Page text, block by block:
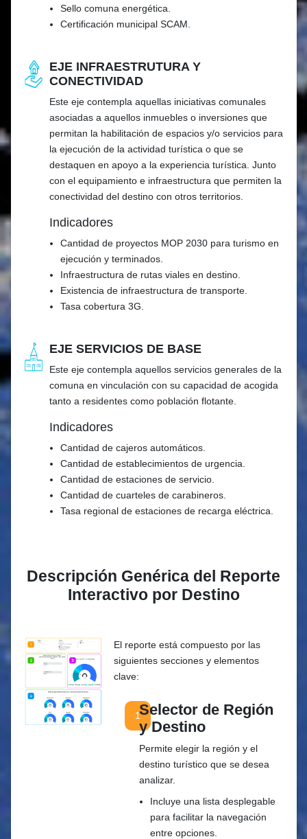
Sello comuna energética.
Certificación municipal SCAM.
EJE INFRAESTRUTURA Y
CONECTIVIDAD
Este eje contempla aquellas iniciativas comunales
asociadas a aquellos inmuebles o inversiones que
permitan la habilitación de espacios y/o servicios para
la ejecución de la actividad turística o que se
destaquen en apoyo a la experiencia turística. Junto
con el equipamiento e infraestructura que permiten la
conectividad del destino con otros territorios.
Indicadores
Cantidad de proyectos MOP 2030 para turismo en
ejecución y terminados.
Infraestructura de rutas viales en destino.
Existencia de infraestructura de transporte.
Tasa cobertura 3G.
EJE SERVICIOS DE BASE
Este eje contempla aquellos servicios generales de la
comuna en vinculación con su capacidad de acogida
tanto a residentes como población flotante.
Indicadores
Cantidad de cajeros automáticos.
Cantidad de establecimientos de urgencia.
Cantidad de estaciones de servicio.
Cantidad de cuarteles de carabineros.
Tasa regional de estaciones de recarga eléctrica.
Descripción Genérica del Reporte
Interactivo por Destino
El reporte está compuesto por las
siguientes secciones y elementos
clave:
1Selector de Región
y Destino
Permite elegir la región y el
destino turístico que se desea
analizar.
Incluye una lista desplegable
para facilitar la navegación
entre opciones.